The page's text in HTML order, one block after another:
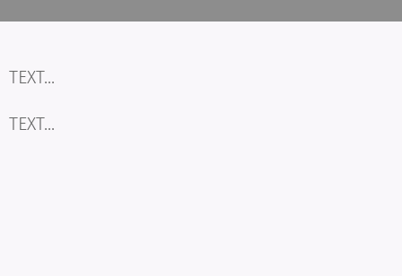
TEXT...
TEXT...